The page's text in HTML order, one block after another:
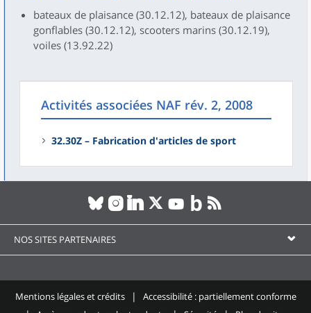
bateaux de plaisance (30.12.12), bateaux de plaisance
gonflables (30.12.12), scooters marins (30.12.19),
voiles (13.92.22)
Activités associées NAF rév. 2, 2008
32.30Z – Fabrication d'articles de sport
NOS SITES PARTENAIRES
Mentions légales et crédits
Accessibilité : partiellement conforme